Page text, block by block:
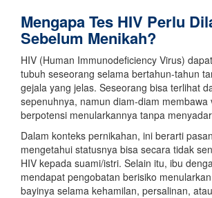
Mengapa Tes HIV Perlu
Sebelum Menikah?
HIV (Human Immunodeficiency Virus)
tubuh seseorang selama bertahun-tahun
gejala yang jelas. Seseorang bisa terlihat
sepenuhnya, namun diam-diam membawa
berpotensi menularkannya tanpa
Dalam konteks pernikahan, ini berarti
mengetahui statusnya bisa secara tidak
HIV kepada suami/istri. Selain itu, ibu
mendapat pengobatan berisiko
bayinya selama kehamilan, persalinan,